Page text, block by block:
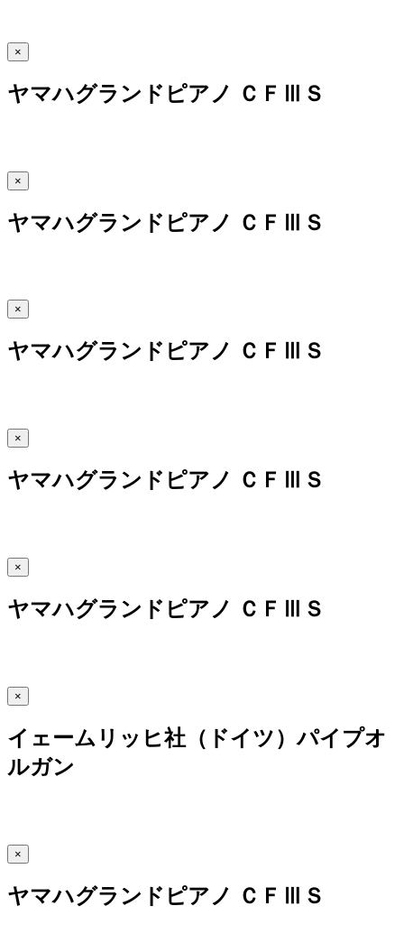
×
ヤマハグランドピアノ ＣＦⅢＳ
×
ヤマハグランドピアノ ＣＦⅢＳ
×
ヤマハグランドピアノ ＣＦⅢＳ
×
ヤマハグランドピアノ ＣＦⅢＳ
×
ヤマハグランドピアノ ＣＦⅢＳ
×
イェームリッヒ社（ドイツ）パイプオ
ルガン
×
ヤマハグランドピアノ ＣＦⅢＳ